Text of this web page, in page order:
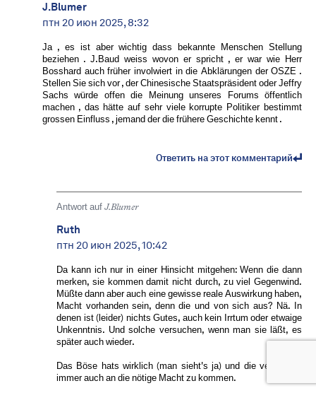
J.Blumer
птн 20 июн 2025, 8:32
Ja , es ist aber wichtig dass bekannte Menschen Stellung
beziehen . J.Baud weiss wovon er spricht , er war wie Herr
Bosshard auch früher involwiert in die Abklärungen der OSZE .
Stellen Sie sich vor , der Chinesische Staatspräsident oder Jeffry
Sachs würde offen die Meinung unseres Forums öffentlich
machen , das hätte auf sehr viele korrupte Politiker bestimmt
grossen Einfluss , jemand der die frühere Geschichte kennt .
Ответить на этот комментарий
Antwort auf J.Blumer
Ruth
птн 20 июн 2025, 10:42
Da kann ich nur in einer Hinsicht mitgehen: Wenn die dann
merken, sie kommen damit nicht durch, zu viel Gegenwind.
Müßte dann aber auch eine gewisse reale Auswirkung haben,
Macht vorhanden sein, denn die und von sich aus? Nä. In
denen ist (leider) nichts Gutes, auch kein Irrtum oder etwaige
Unkenntnis. Und solche versuchen, wenn man sie läßt, es
später auch wieder.
Das Böse hats wirklich (man sieht's ja) und die versuchen
immer auch an die nötige Macht zu kommen.